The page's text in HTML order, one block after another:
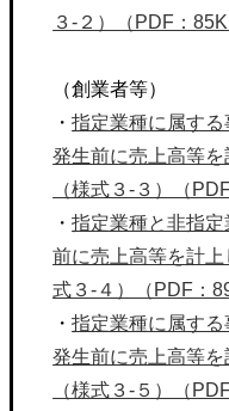
３-２）（PDF：
（創業者等）
・指定業種に属す
発生前に売上高等
（様式３-３）（
・指定業種と非指
前に売上高等を計
式３-４）（PDF：
・指定業種に属す
発生前に売上高等
（様式３-５）（